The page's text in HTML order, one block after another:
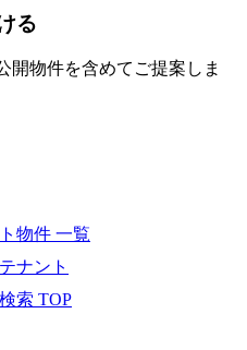
る
開物件を含めてご提案しま
物件 一覧
ナント
索 TOP